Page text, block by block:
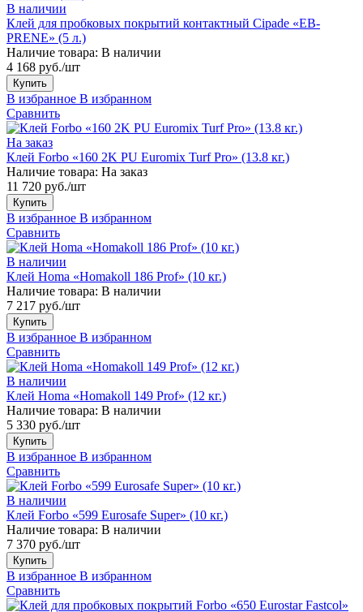
В наличии
Клей для пробковых покрытий контактный Cipade «EB-
PRENE» (5 л.)
Наличие товара: В наличии
4 168 руб./шт
Купить
В избранное В избранном
Сравнить
На заказ
Клей Forbo «160 2K PU Euromix Turf Pro» (13.8 кг.)
Наличие товара: На заказ
11 720 руб./шт
Купить
В избранное В избранном
Сравнить
В наличии
Клей Homa «Homakoll 186 Prof» (10 кг.)
Наличие товара: В наличии
7 217 руб./шт
Купить
В избранное В избранном
Сравнить
В наличии
Клей Homa «Homakoll 149 Prof» (12 кг.)
Наличие товара: В наличии
5 330 руб./шт
Купить
В избранное В избранном
Сравнить
В наличии
Клей Forbo «599 Eurosafe Super» (10 кг.)
Наличие товара: В наличии
7 370 руб./шт
Купить
В избранное В избранном
Сравнить